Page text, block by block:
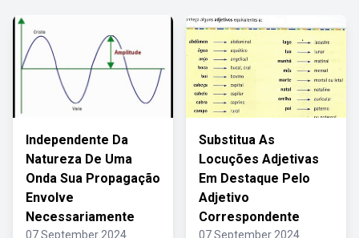
Independente Da
Natureza De Uma
Onda Sua Propagação
Envolve
Necessariamente
07 September 2024
Substitua As
Locuções Adjetivas
Em Destaque Pelo
Adjetivo
Correspondente
07 September 2024